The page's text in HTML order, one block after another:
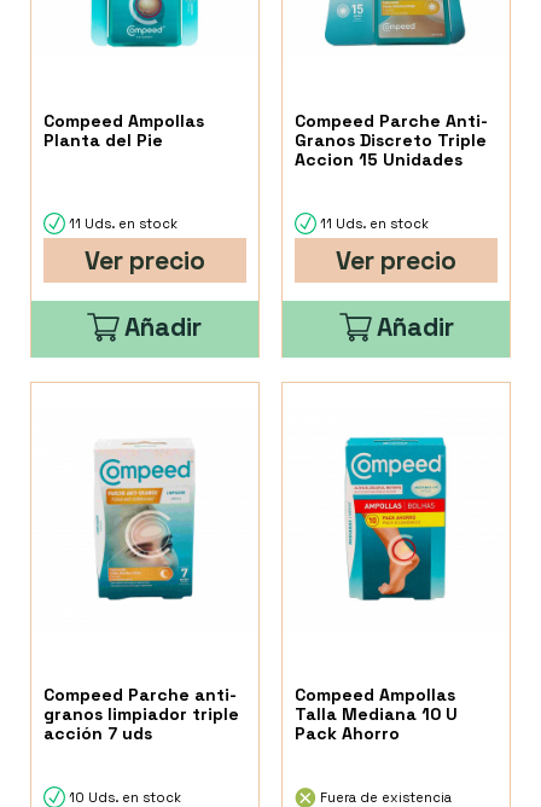
Compeed Ampollas
Planta del Pie
11 Uds. en stock
Ver precio
Añadir
Compeed Parche Anti-
Granos Discreto Triple
Accion 15 Unidades
11 Uds. en stock
Ver precio
Añadir
Compeed Parche anti-
granos limpiador triple
acción 7 uds
10 Uds. en stock
Compeed Ampollas
Talla Mediana 10 U
Pack Ahorro
Fuera de existencia